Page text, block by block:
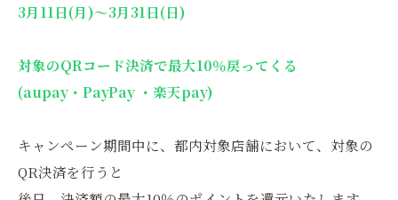
3月11日(月)～3月31日(日)
対象のQRコード決済で最大10％戻ってくる
(aupay・PayPay ・楽天pay)
キャンペーン期間中に、都内対象店舗において、対象の
QR決済を行うと